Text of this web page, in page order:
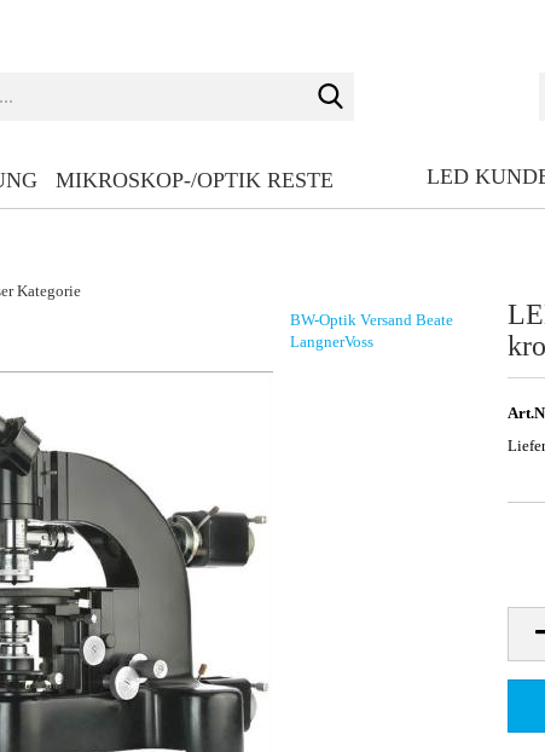
MIKROSKOP-/OPTIK RESTE LED
Kategorie
BW-Optik Versand Beate
LangnerVoss